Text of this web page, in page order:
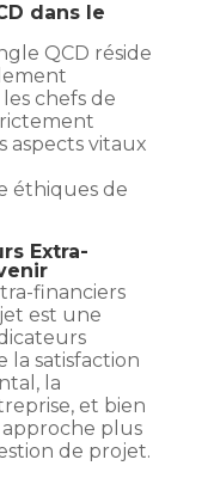
dans le
QCD réside
chefs de
aspects vitaux
éthiques de
Extra-
financiers
est une
la satisfaction
la
et bien
plus
de projet.